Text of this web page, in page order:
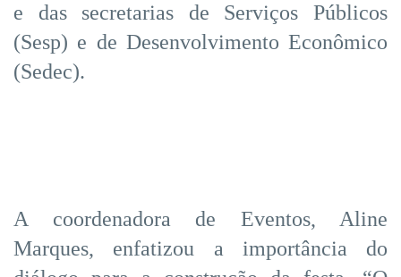
e das secretarias de Serviços Públicos
(Sesp) e de Desenvolvimento Econômico
(Sedec).
A coordenadora de Eventos, Aline
Marques, enfatizou a importância do